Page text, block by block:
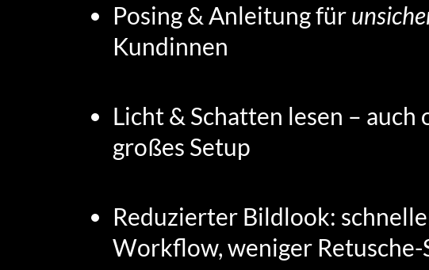
Posing & Anleitung für
Kundinnen
Licht & Schatten lesen – auch
großes Setup
Reduzierter Bildlook:
Workflow, weniger Retusche-